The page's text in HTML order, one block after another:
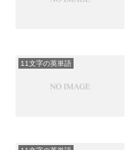
11文字の英単語